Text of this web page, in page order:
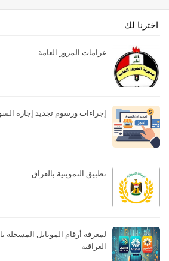
اخترنا لك
غرامات المرور العامة
إجراءات ورسوم تجديد إجازة
تطبيق التموينية بالعراق
لمعرفة أرقام الموبايل
العراقية